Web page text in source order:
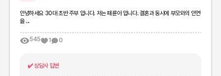
안녕하세요 30대 초반 주부 입니다. 저는 패륜아 입니다. 결혼과 동시에 부모와의 인연
을 ...
545 1 0
✔️상담사 답변